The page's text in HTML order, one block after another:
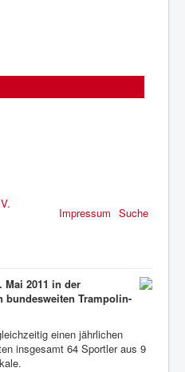
Suche
Impressum
Mai 2011 in der
bundesweiten Trampolin-
einen jährlichen
insgesamt 64 Sportler aus 9